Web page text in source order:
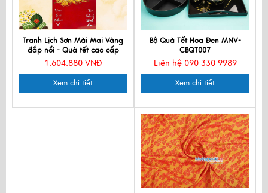
Bộ Quà Tết Hoa Đen MNV-
CBQT007
Liên hệ 090 330 9989
Xem chi tiết
Tranh Lịch Sơn Mài Mai Vàng
đắp nổi - Quà tết cao cấp
MNV-LSM50-3
1.604.880 VNĐ
Xem chi tiết